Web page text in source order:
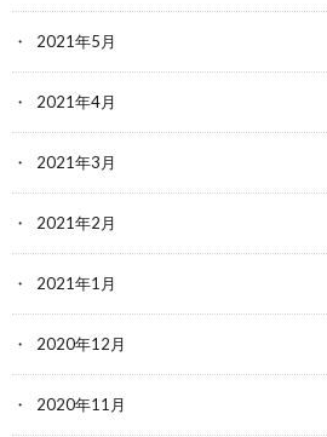
2021年5月
2021年4月
2021年3月
2021年2月
2021年1月
2020年12月
2020年11月